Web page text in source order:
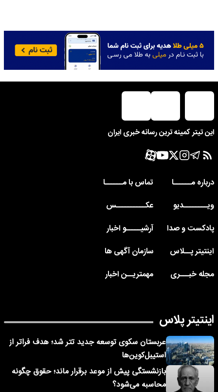
این تیتر کمینه ترین رسانه خبری ایران
درباره مــــــا
تماس با مــــــا
ویــــــــدیو
عکــــــــــس
پادکست و صدا
آرشیـــــو اخبار
اینتیتر پــلاس
سازمان آگهی ها
مجله خبـــری
مهمتریــن اخبار
اینتیتر پلاس
عربستان سکوی توسعه جدید تتر شد؛ هدف فراتر از
استیبل‌کوین‌ها
بازنشستگی پیش از موعد برقرار ماند؛ حقوق چگونه
محاسبه می‌شود؟